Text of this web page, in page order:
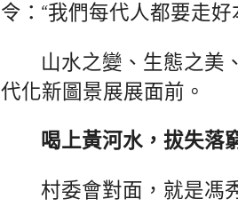
令：“我們每代人都要走
山水之變、生態之美
代化新圖景展展面前。
喝上黃河水，拔失落
村委會對面，就是馮